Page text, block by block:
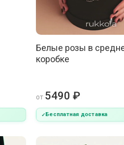
Белые розы в
коробке
от 5490 ₽
Бесплатная доставка